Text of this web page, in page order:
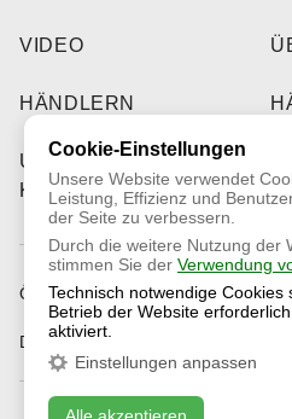
VIDEO
HÄNDLERN
UNSERE
KUNDEN
Öffentliches Angebot
Datenschutzrichtlinie
This site is protected by reCAPTCHA and the
Cookie-Einstellungen
Unsere Website verwendet
Leistung, Effizienz und
der Seite zu verbessern.
Durch die weitere Nutzung der
stimmen Sie der Verwendung
Technisch notwendige Cookies
Betrieb der Website
aktiviert.
Einstellungen anpassen